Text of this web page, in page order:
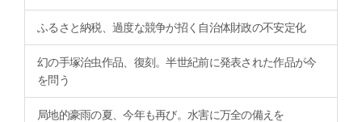
ふるさと納税、過度な競争が招く自治体財政の不安定化
幻の手塚治虫作品、復刻。半世紀前に発表された作品が今
を問う
局地的豪雨の夏、今年も再び。水害に万全の備えを